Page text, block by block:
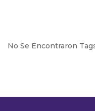
No Se Encontraron